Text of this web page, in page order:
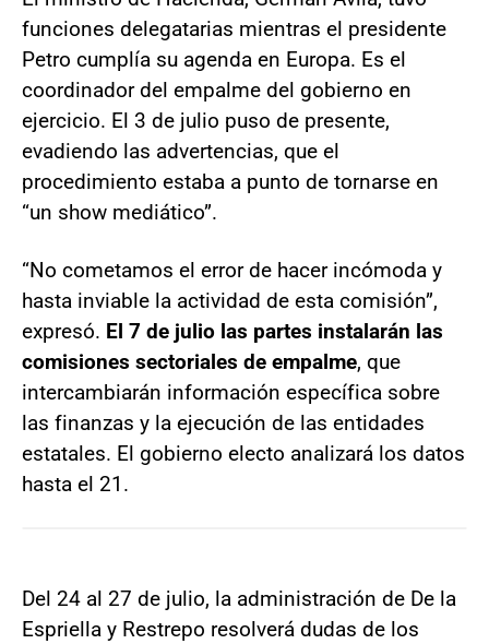
funciones delegatarias mientras el presidente
Petro cumplía su agenda en Europa. Es el
coordinador del empalme del gobierno en
ejercicio. El 3 de julio puso de presente,
evadiendo las advertencias, que el
procedimiento estaba a punto de tornarse en
“un show mediático”.
“No cometamos el error de hacer incómoda y
hasta inviable la actividad de esta comisión”,
expresó. El 7 de julio las partes instalarán las
comisiones sectoriales de empalme, que
intercambiarán información específica sobre
las finanzas y la ejecución de las entidades
estatales. El gobierno electo analizará los datos
hasta el 21.
Del 24 al 27 de julio, la administración de De la
Espriella y Restrepo resolverá dudas de los